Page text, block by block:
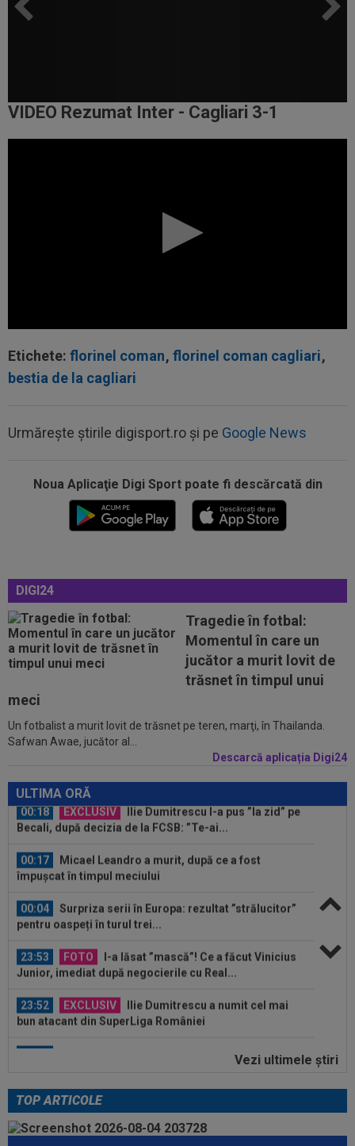
VIDEO Rezumat Inter - Cagliari 3-1
Etichete: florinel coman, florinel coman cagliari,
bestia de la cagliari
Urmărește știrile digisport.ro și pe Google News
Noua Aplicaţie Digi Sport poate fi descărcată din
DIGI24
Tragedie în fotbal:
Momentul în care un
jucător a murit lovit de
trăsnet în timpul unui
meci
Un fotbalist a murit lovit de trăsnet pe teren, marţi, în Thailanda.
Safwan Awae, jucător al...
Descarcă aplicația Digi24
ULTIMA ORĂ
00:17
Micael Leandro a murit, după ce a fost
00:04
Surpriza serii în Europa: rezultat ”strălucitor”
pentru oaspeți în turul trei...
FOTO
I-a lăsat ”mască”! Ce a făcut Vinicius
23:52 EXCLUSIV
Ilie Dumitrescu a numit cel mai
bun atacant din SuperLiga României
23:51
Surpriza din preliminariile Champions League
le-a rupt seria de victorii...
Dan Petrescu s-a decis
00:19 Jovo Lukic e în fața transferului carierei
Becali, după decizia de la FCSB: ”Te-ai...
00:17
Micael Leandro a murit, după ce a fost
împușcat în timpul meciului
00:04
Surpriza serii în Europa: rezultat ”strălucitor”
pentru oaspeți în turul trei...
23:53 FOTO
I-a lăsat ”mască”! Ce a făcut Vinicius
Junior, imediat după negocierile cu Real...
23:52 EXCLUSIV
Ilie Dumitrescu a numit cel mai
bun atacant din SuperLiga României
23:51
Surpriza din preliminariile Champions League
le-a rupt seria de victorii...
Dan Petrescu s-a decis
00:19 Jovo Lukic e în fața transferului carierei
Vezi ultimele ştiri
TOP ARTICOLE